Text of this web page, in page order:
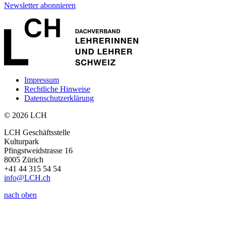
Newsletter abonnieren
Impressum
Rechtliche Hinweise
Datenschutzerklärung
© 2026 LCH
LCH Geschäftsstelle
Kulturpark
Pfingstweidstrasse 16
8005 Zürich
+41 44 315 54 54
info@LCH.ch
nach oben